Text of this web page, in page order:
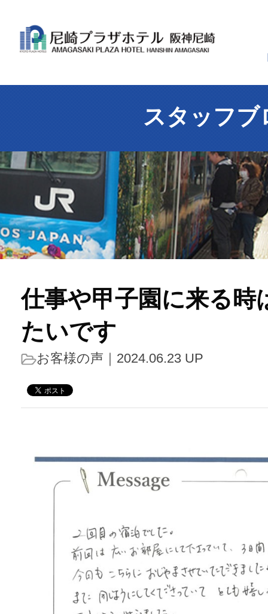
スタッフブ
仕事や甲子園に来る時
たいです
お客様の声 ｜2024.06.23 UP